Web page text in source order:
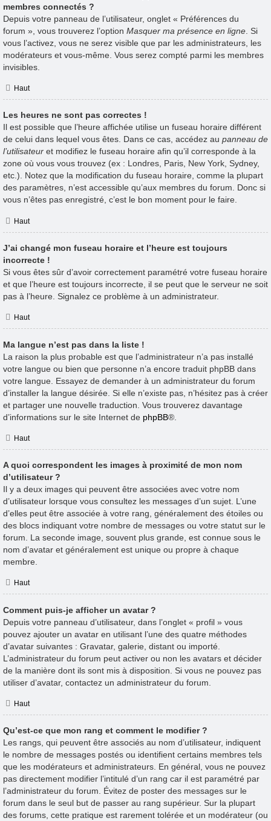
membres connectés ?
Depuis votre panneau de l’utilisateur, onglet « Préférences du
forum », vous trouverez l’option Masquer ma présence en ligne . Si
vous l’activez, vous ne serez visible que par les administrateurs, les
modérateurs et vous-même. Vous serez compté parmi les membres
invisibles.
Haut
Les heures ne sont pas correctes !
Il est possible que l’heure affichée utilise un fuseau horaire différent
de celui dans lequel vous êtes. Dans ce cas, accédez au panneau de
l’utilisateur et modifiez le fuseau horaire afin qu’il corresponde à la
zone où vous vous trouvez (ex : Londres, Paris, New York, Sydney,
etc.). Notez que la modification du fuseau horaire, comme la plupart
des paramètres, n’est accessible qu’aux membres du forum. Donc si
vous n’êtes pas enregistré, c’est le bon moment pour le faire.
Haut
J’ai changé mon fuseau horaire et l’heure est toujours
incorrecte !
Si vous êtes sûr d’avoir correctement paramétré votre fuseau horaire
et que l’heure est toujours incorrecte, il se peut que le serveur ne soit
pas à l’heure. Signalez ce problème à un administrateur.
Haut
Ma langue n’est pas dans la liste !
La raison la plus probable est que l’administrateur n’a pas installé
votre langue ou bien que personne n’a encore traduit phpBB dans
votre langue. Essayez de demander à un administrateur du forum
d’installer la langue désirée. Si elle n’existe pas, n’hésitez pas à créer
et partager une nouvelle traduction. Vous trouverez davantage
d’informations sur le site Internet de phpBB®.
Haut
A quoi correspondent les images à proximité de mon nom
d’utilisateur ?
Il y a deux images qui peuvent être associées avec votre nom
d’utilisateur lorsque vous consultez les messages d’un sujet. L’une
d’elles peut être associée à votre rang, généralement des étoiles ou
des blocs indiquant votre nombre de messages ou votre statut sur le
forum. La seconde image, souvent plus grande, est connue sous le
nom d’avatar et généralement est unique ou propre à chaque
membre.
Haut
Comment puis-je afficher un avatar ?
Depuis votre panneau d’utilisateur, dans l’onglet « profil » vous
pouvez ajouter un avatar en utilisant l’une des quatre méthodes
d’avatar suivantes : Gravatar, galerie, distant ou importé.
L’administrateur du forum peut activer ou non les avatars et décider
de la manière dont ils sont mis à disposition. Si vous ne pouvez pas
utiliser d’avatar, contactez un administrateur du forum.
Haut
Qu’est-ce que mon rang et comment le modifier ?
Les rangs, qui peuvent être associés au nom d’utilisateur, indiquent
le nombre de messages postés ou identifient certains membres tels
que les modérateurs et administrateurs. En général, vous ne pouvez
pas directement modifier l’intitulé d’un rang car il est paramétré par
l’administrateur du forum. Évitez de poster des messages sur le
forum dans le seul but de passer au rang supérieur. Sur la plupart
des forums, cette pratique est rarement tolérée et un modérateur (ou